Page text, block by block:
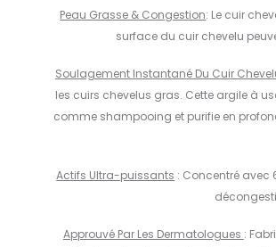
Peau Grasse & Congestion: Le cuir
surface du cuir chevelu
Soulagement Instantané Du Cuir
les cuirs chevelus gras. Cette argile à
comme shampooing et purifie en
Actifs Ultra-puissants : Concentré avec
Approuvé Par Les Dermatologues :